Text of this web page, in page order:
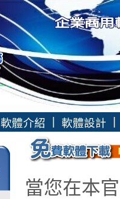
軟體介紹 軟體設計
當您在本